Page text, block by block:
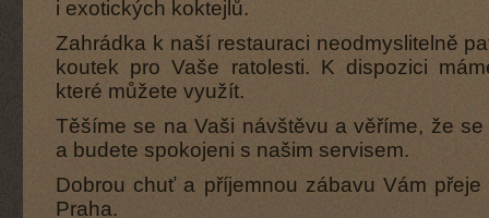
i exotických koktejlů.
Zahrádka k naší restauraci neodmyslitelně
koutek pro Vaše ratolesti. K dispozici
které můžete využít.
Těšíme se na Vaši návštěvu a věříme, že
a budete spokojeni s našim servisem.
Dobrou chuť a příjemnou zábavu Vám přeje
Praha.